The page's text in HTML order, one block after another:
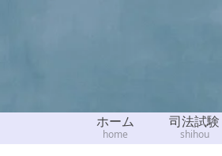
ホーム
home
司法試験
shihou